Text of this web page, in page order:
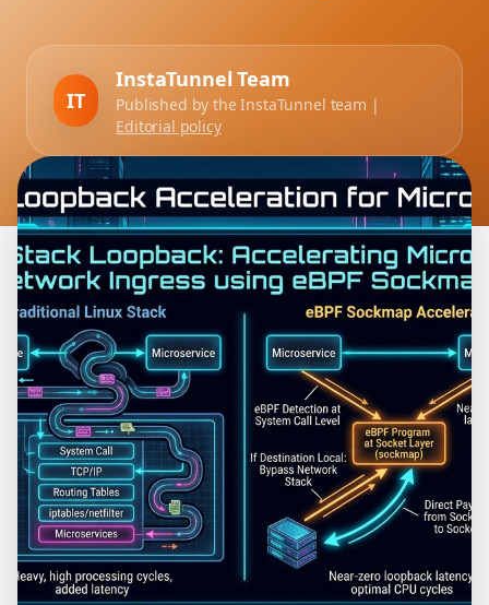
IT
InstaTunnel Team
Published by the InstaTunnel team |
Editorial policy